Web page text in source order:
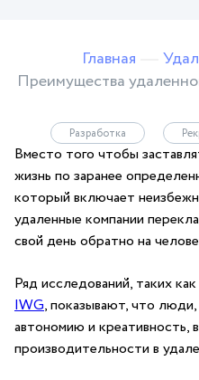
Главная
Преимущества
Разработка
Вместо того чтобы
жизнь по заранее
который включает
удаленные компании
свой день обратно на
Ряд исследований, таких
IWG, показывают, что
автономию и креативность,
производительности в